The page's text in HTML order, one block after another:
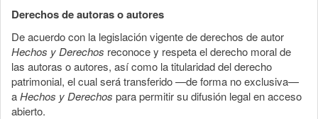
Derechos de autoras o autores
De acuerdo con la legislación vigente de derechos de autor
Hechos y Derechos reconoce y respeta el derecho moral de
las autoras o autores, así como la titularidad del derecho
patrimonial, el cual será transferido —de forma no exclusiva—
aHechos y Derechos para permitir su difusión legal en acceso
abierto.